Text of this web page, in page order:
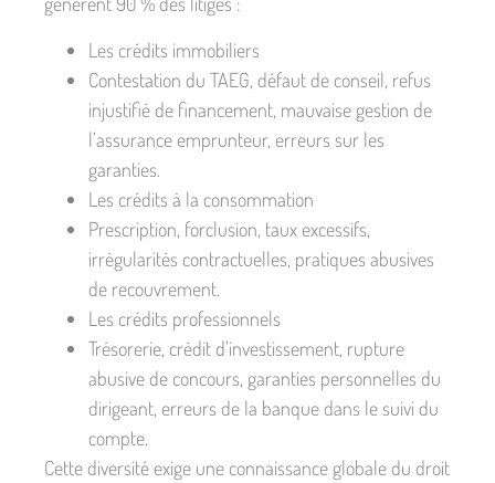
Les crédits immobiliers
Contestation du TAEG, défaut de conseil, refus
injustifié de financement, mauvaise gestion de
l’assurance emprunteur, erreurs sur les
garanties.
Les crédits à la consommation
Prescription, forclusion, taux excessifs,
irrégularités contractuelles, pratiques abusives
de recouvrement.
Les crédits professionnels
Trésorerie, crédit d’investissement, rupture
abusive de concours, garanties personnelles du
dirigeant, erreurs de la banque dans le suivi du
compte.
Cette diversité exige une connaissance globale du droit